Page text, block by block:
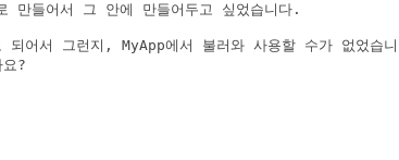
들어서 그 안에 만들어두고 싶었습니다.
어서 그런지, MyApp에서 불러와 사용할 수가 없었습
?